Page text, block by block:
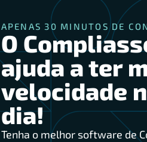
APENAS 30 MINUTOS DE
O
ajuda a ter
velocidade
dia!
Tenha o melhor software de